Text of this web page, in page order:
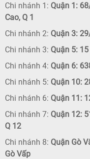
Chi nhánh 1: Quận 1:
Cao, Q 1
Chi nhánh 2: Quận 3:
Chi nhánh 3: Quận 5:
Chi nhánh 4: Quận 6:
Chi nhánh 5: Quận 10:
Chi nhánh 6: Quận 11:
Chi nhánh 7: Quận 12:
Q 12
Chi nhánh 8: Quận Gò
Gò Vấp